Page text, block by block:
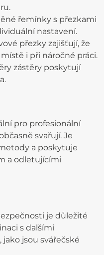
řemínky s přezkami
nastavení.
přezky zajišťují, že
i při náročné práci.
zástěry poskytují
pro profesionální
svařují. Je
a poskytuje
a odletujícími
je důležité
s dalšími
jsou svářečské